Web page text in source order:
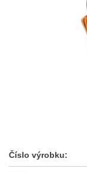
Číslo výrobku: